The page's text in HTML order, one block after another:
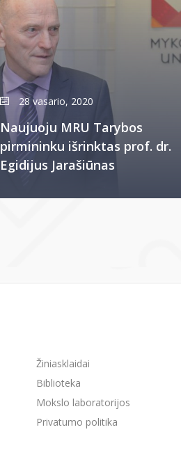
28 vasario, 2020
Naujuoju MRU Tarybos
pirmininku išrinktas prof. dr.
Egidijus Jarašiūnas
Žiniasklaidai
Biblioteka
Mokslo laboratorijos
Privatumo politika